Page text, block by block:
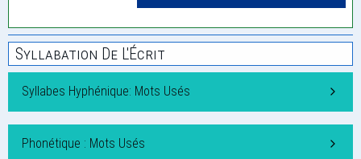
Syllabation De L'Écrit
Syllabes Hyphénique: Mots Usés
Phonétique : Mots Usés